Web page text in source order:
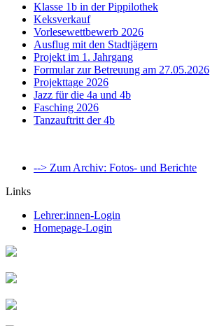
Klasse 1b in der Pippilothek
Keksverkauf
Vorlesewettbewerb 2026
Ausflug mit den Stadtjägern
Projekt im 1. Jahrgang
Formular zur Betreuung am 27.05.2026
Projekttage 2026
Jazz für die 4a und 4b
Fasching 2026
Tanzauftritt der 4b
--> Zum Archiv: Fotos- und Berichte
Links
Lehrer:innen-Login
Homepage-Login